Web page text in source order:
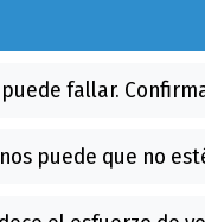
fallar.
puede que no